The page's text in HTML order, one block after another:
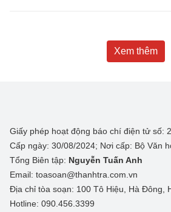
Xem thêm
Giấy phép hoạt động báo chí điện tử số:
Cấp ngày: 30/08/2024; Nơi cấp: Bộ Văn
Tổng Biên tập: Nguyễn Tuấn Anh
Email: toasoan@thanhtra.com.vn
Địa chỉ tòa soạn: 100 Tô Hiệu, Hà Đông,
Hotline: 090.456.3399